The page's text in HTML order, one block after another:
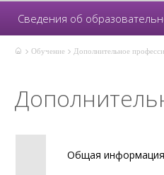
Сведения об
Обучение Дополнительное
Общая информация